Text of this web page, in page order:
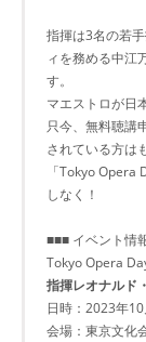
指揮は3名の若
ィを務める中江
す。
マエストロが日
只今、無料聴講
されている方は
「Tokyo Opera
しなく！
■■■ イベント情
Tokyo Opera
指揮レオナルド
日時：2023年
会場：東京文化